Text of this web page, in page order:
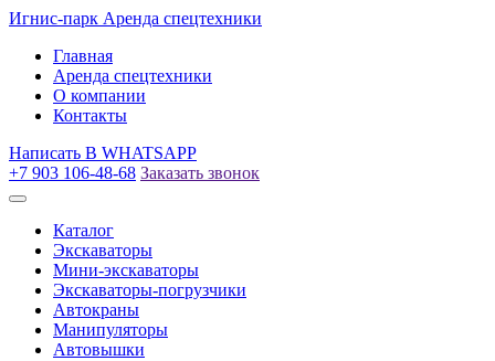
Игнис-парк Аренда спецтехники
Главная
Аренда спецтехники
О компании
Контакты
Написать В WHATSAPP
+7 903 106-48-68 Заказать звонок
Каталог
Экскаваторы
Мини-экскаваторы
Экскаваторы-погрузчики
Автокраны
Манипуляторы
Автовышки